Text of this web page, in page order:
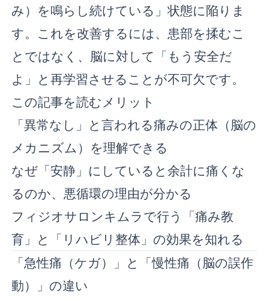
み）を鳴らし続けている」状態に陥りま
す。これを改善するには、患部を揉むこ
とではなく、脳に対して「もう安全だ
よ」と再学習させることが不可欠です。
この記事を読むメリット
「異常なし」と言われる痛みの正体（脳の
メカニズム）を理解できる
なぜ「安静」にしていると余計に痛くな
るのか、悪循環の理由が分かる
フィジオサロンキムラで行う「痛み教
育」と「リハビリ整体」の効果を知れる
「急性痛（ケガ）」と「慢性痛（脳の誤作
動）」の違い